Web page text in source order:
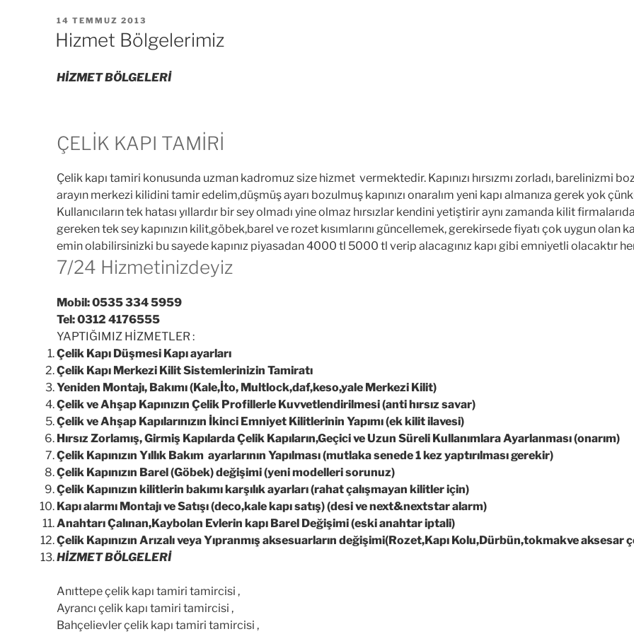
YAYIM
TARIHI
14 TEMMUZ 2013
Hizmet Bölgelerimiz
HİZMET BÖLGELERİ
ÇELİK KAPI TAMİRİ
Çelik kapı tamiri konusunda uzman kadromuz size hizmet vermektedir. Kapınızı hırsızmı zorladı, barelinizmi
arayın merkezi kilidini tamir edelim,düşmüş ayarı bozulmuş kapınızı onaralım yeni kapı almanıza gerek yok
Kullanıcıların tek hatası yıllardır bir sey olmadı yine olmaz hırsızlar kendini yetiştirir aynı zamanda kilit
gereken tek sey kapınızın kilit,göbek,barel ve rozet kısımlarını güncellemek, gerekirsede fiyatı çok uygun
emin olabilirsinizki bu sayede kapınız piyasadan 4000 tl 5000 tl verip alacagınız kapı gibi emniyetli olacaktır
7/24 Hizmetinizdeyiz
Mobil: 0535 334 5959
Tel: 0312 4176555
YAPTIĞIMIZ HİZMETLER :
Çelik Kapı Düşmesi Kapı ayarları
Çelik Kapı Merkezi Kilit Sistemlerinizin Tamiratı
Yeniden Montajı, Bakımı (Kale,İto, Multlock,daf,keso,yale Merkezi Kilit)
Çelik ve Ahşap Kapınızın Çelik Profillerle Kuvvetlendirilmesi (anti hırsız savar)
Çelik ve Ahşap Kapılarınızın İkinci Emniyet Kilitlerinin Yapımı (ek kilit ilavesi)
Hırsız Zorlamış, Girmiş Kapılarda Çelik Kapıların,Geçici ve Uzun Süreli Kullanımlara Ayarlanması (onarım)
Çelik Kapınızın Yıllık Bakım ayarlarının Yapılması (mutlaka senede 1 kez yaptırılması gerekir)
Çelik Kapınızın Barel (Göbek) değişimi (yeni modelleri sorunuz)
Çelik Kapınızın kilitlerin bakımı karşılık ayarları (rahat çalışmayan kilitler için)
Kapı alarmı Montajı ve Satışı (deco,kale kapı satış) (desi ve next&nextstar alarm)
Anahtarı Çalınan,Kaybolan Evlerin kapı Barel Değişimi (eski anahtar iptali)
Çelik Kapınızın Arızalı veya Yıpranmış aksesuarların değişimi(Rozet,Kapı Kolu,Dürbün,tokmakve aksesar
HİZMET BÖLGELERİ
Anıttepe çelik kapı tamiri tamircisi ,
Ayrancı çelik kapı tamiri tamircisi ,
Bahçelievler çelik kapı tamiri tamircisi ,